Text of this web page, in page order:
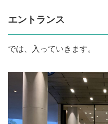
エントランス
では、入っていきます。